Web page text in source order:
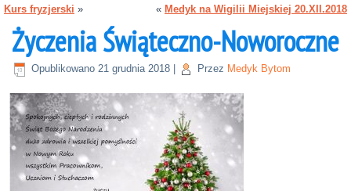
Kurs fryzjerski » « Medyk na Wigilii Miejskiej 20.XII.2018
Życzenia Świąteczno-Noworoczne
Opublikowano 21 grudnia 2018 Przez Medyk Bytom